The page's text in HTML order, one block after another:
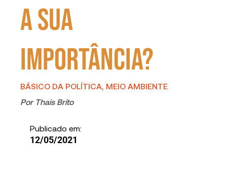
a sua
importância?
BÁSICO DA POLÍTICA MEIO AMBIENTE
Por Thais Brito
Publicado em:
12/05/2021